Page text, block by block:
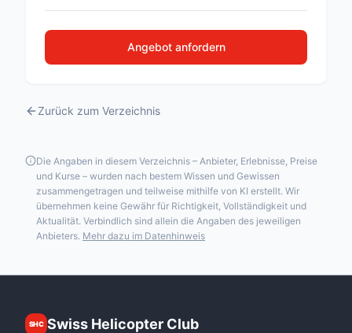
Angebot anfordern
Zurück zum Verzeichnis
Die Angaben in diesem Verzeichnis – Anbieter, Erlebnisse, Preise
und Kurse – wurden nach bestem Wissen und Gewissen
zusammengetragen und teilweise mithilfe von KI erstellt. Wir
übernehmen keine Gewähr für Richtigkeit, Vollständigkeit und
Aktualität. Verbindlich sind allein die Angaben des jeweiligen
Anbieters. Mehr dazu im Datenhinweis
SHC Swiss Helicopter Club